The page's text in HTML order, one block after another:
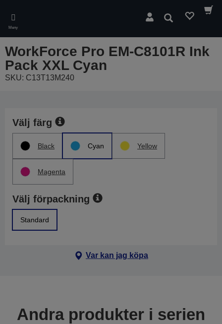
main
content
Meny
Sök
WorkForce Pro EM-C8101R Ink
Pack XXL Cyan
SKU: C13T13M240
Välj färg
Black Cyan Yellow
Magenta
Välj förpackning
Standard
Var kan jag köpa
Andra produkter i serien